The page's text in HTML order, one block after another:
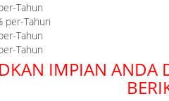
Tahun
Tahun
Tahun
Tahun
IMPIAN ANDA